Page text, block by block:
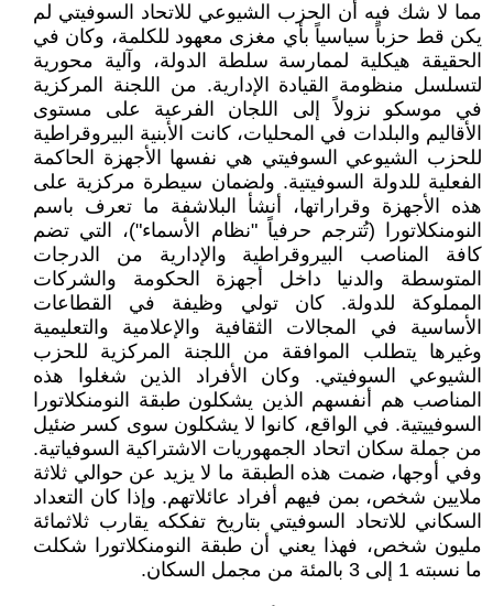
مما لا شك فيه أن الحزب الشيوعي للاتحاد السوفيتي لم
يكن قط حزباً سياسياً بأي مغزى معهود للكلمة، وكان في
الحقيقة هيكلية لممارسة سلطة الدولة، وآلية محورية
لتسلسل منظومة القيادة الإدارية. من اللجنة المركزية
في موسكو نزولاً إلى اللجان الفرعية على مستوى
الأقاليم والبلدات في المحليات، كانت الأبنية البيروقراطية
للحزب الشيوعي السوفيتي هي نفسها الأجهزة الحاكمة
الفعلية للدولة السوفيتية. ولضمان سيطرة مركزية على
هذه الأجهزة وقراراتها، أنشأ البلاشفة ما تعرف باسم
النومنكلاتورا (تُترجم حرفياً "نظام الأسماء")، التي تضم
كافة المناصب البيروقراطية والإدارية من الدرجات
المتوسطة والدنيا داخل أجهزة الحكومة والشركات
المملوكة للدولة. كان تولي وظيفة في القطاعات
الأساسية في المجالات الثقافية والإعلامية والتعليمية
وغيرها يتطلب الموافقة من اللجنة المركزية للحزب
الشيوعي السوفيتي. وكان الأفراد الذين شغلوا هذه
المناصب هم أنفسهم الذين يشكلون طبقة النومنكلاتورا
السوفييتية. في الواقع، كانوا لا يشكلون سوى كسر ضئيل
من جملة سكان اتحاد الجمهوريات الاشتراكية السوفياتية.
وفي أوجها، ضمت هذه الطبقة ما لا يزيد عن حوالي ثلاثة
ملايين شخص، بمن فيهم أفراد عائلاتهم. وإذا كان التعداد
السكاني للاتحاد السوفيتي بتاريخ تفككه يقارب ثلاثمائة
مليون شخص، فهذا يعني أن طبقة النومنكلاتورا شكلت
ما نسبته 1 إلى 3 بالمئة من مجمل السكان.